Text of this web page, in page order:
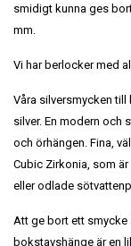
smidigt kunna ges
mm.
Vi har berlocker med
Våra silversmycken
silver. En modern och
och örhängen. Fina,
Cubic Zirkonia, som
eller odlade
Att ge bort ett
bokstavshänge är en